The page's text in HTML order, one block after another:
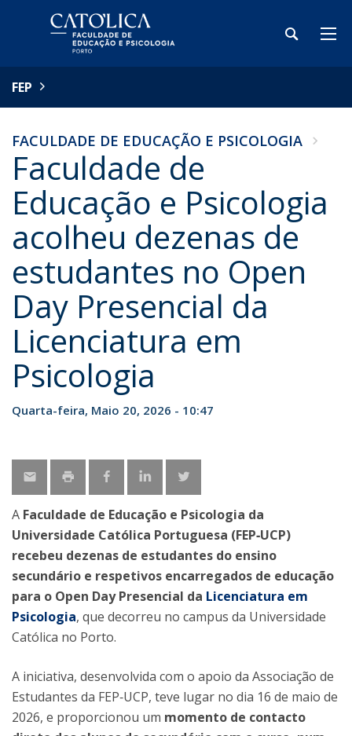
FEP
FACULDADE DE EDUCAÇÃO E PSICOLOGIA
Faculdade de
Educação e Psicologia
acolheu dezenas de
estudantes no Open
Day Presencial da
Licenciatura em
Psicologia
Quarta-feira, Maio 20, 2026 - 10:47
A Faculdade de Educação e Psicologia da
Universidade Católica Portuguesa (FEP‑UCP)
recebeu dezenas de estudantes do ensino
secundário e respetivos encarregados de educação
para o Open Day Presencial da Licenciatura em
Psicologia, que decorreu no campus da Universidade
Católica no Porto.
A iniciativa, desenvolvida com o apoio da Associação de
Estudantes da FEP‑UCP, teve lugar no dia 16 de maio de
2026, e proporcionou um momento de contacto